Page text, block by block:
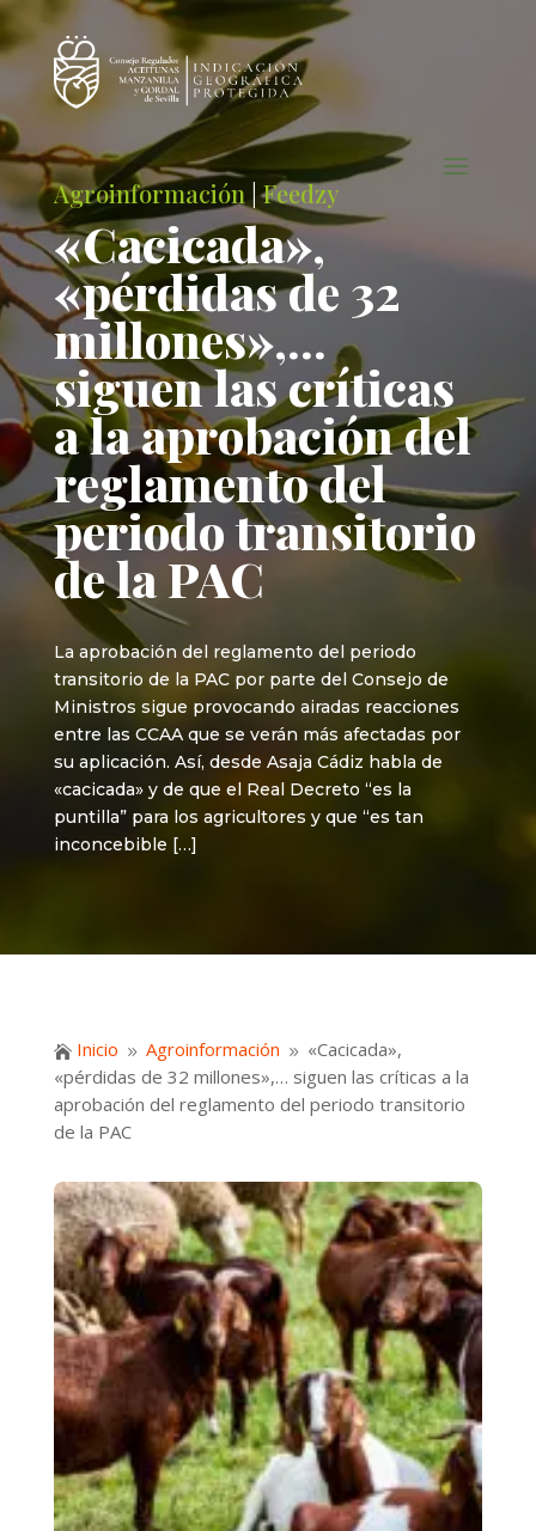
Agroinformación |Feedzy
«Cacicada»,
«pérdidas de 32
millones»,…
siguen las críticas
a la aprobación del
reglamento del
periodo transitorio
de la PAC
La aprobación del reglamento del periodo
transitorio de la PAC por parte del Consejo de
Ministros sigue provocando airadas reacciones
entre las CCAA que se verán más afectadas por
su aplicación. Así, desde Asaja Cádiz habla de
«cacicada» y de que el Real Decreto “es la
puntilla” para los agricultores y que “es tan
inconcebible […]
 Inicio 9 Agroinformación 9 «Cacicada»,
«pérdidas de 32 millones»,… siguen las críticas a la
aprobación del reglamento del periodo transitorio
de la PAC